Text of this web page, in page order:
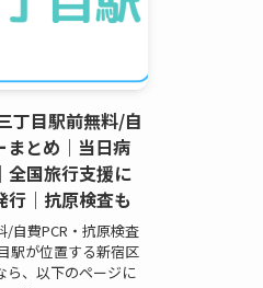
丁目駅前無料/自
まとめ｜当日病
全国旅行支援に
行｜抗原検査も
/自費PCR・抗原検査
駅が位置する新宿区
ら、以下のページに